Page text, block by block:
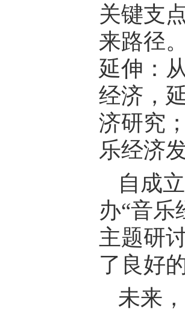
关键支
来路径
延伸：
经济，
济研究
乐经济
自成
办“音
主题研
了良好
未来